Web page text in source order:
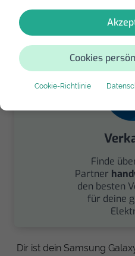
Cookies
Cookie-Richtlinie
Spende
für einen
Finde
Partner
den besten
für deine
Dir ist dein Samsung